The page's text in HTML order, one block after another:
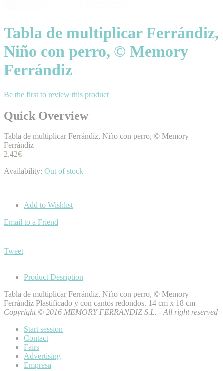
Tabla de multiplicar Ferrándiz,
Niño con perro, © Memory
Ferrándiz
Be the first to review this product
Quick Overview
Tabla de multiplicar Ferrándiz, Niño con perro, © Memory
Ferrándiz
2.42€
Availability: Out of stock
Add to Wishlist
Email to a Friend
Tweet
Product Desription
Tabla de multiplicar Ferrándiz, Niño con perro, © Memory
Ferrándiz Plastificado y con cantos redondos. 14 cm x 18 cm
Copyright © 2016 MEMORY FERRANDIZ S.L. - All right reserved
Start session
Contact
Fairs
Advertising
Empresa